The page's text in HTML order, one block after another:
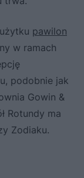
pawilon
w ramach
podobnie jak
Gowin &
Rotundy ma
Zodiaku.